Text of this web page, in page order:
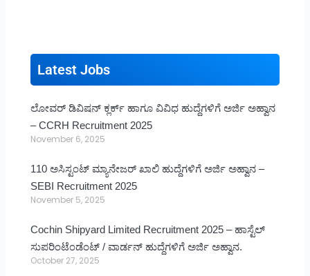
Latest Jobs
ಲೋವರ್ ಡಿವಿಷನ್ ಕ್ಲರ್ಕ್ ಹಾಗೂ ವಿವಿಧ ಹುದ್ದೆಗಳಿಗೆ ಅರ್ಜಿ ಅಹ್ವಾನ
– CCRH Recruitment 2025
November 6, 2025
110 ಅಸಿಸ್ಟಂಟ್ ಮ್ಯಾನೇಜರ್ ಖಾಲಿ ಹುದ್ದೆಗಳಿಗೆ ಅರ್ಜಿ ಅಹ್ವಾನ –
SEBI Recruitment 2025
November 5, 2025
Cochin Shipyard Limited Recruitment 2025 – ಹಾಸ್ಟೆಲ್
ಸುಪರಿಂಟೆಂಡೆಂಟ್ / ವಾರ್ಡನ್ ಹುದ್ದೆಗಳಿಗೆ ಅರ್ಜಿ ಅಹ್ವಾನ.
October 27, 2025